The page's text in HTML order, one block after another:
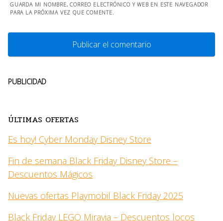
GUARDA MI NOMBRE, CORREO ELECTRÓNICO Y WEB EN ESTE NAVEGADOR
PARA LA PRÓXIMA VEZ QUE COMENTE.
PUBLICIDAD
ÚLTIMAS OFERTAS
Es hoy! Cyber Monday Disney Store
Fin de semana Black Friday Disney Store –
Descuentos Mágicos
Nuevas ofertas Playmobil Black Friday 2025
Black Friday LEGO Miravia – Descuentos locos